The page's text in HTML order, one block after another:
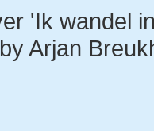
'Ik wandel
Arjan